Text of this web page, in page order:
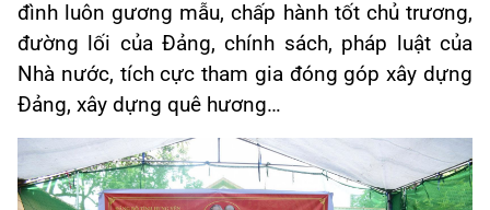
đình luôn gương mẫu, chấp hành tốt chủ trương,
đường lối của Đảng, chính sách, pháp luật của
Nhà nước, tích cực tham gia đóng góp xây dựng
Đảng, xây dựng quê hương…